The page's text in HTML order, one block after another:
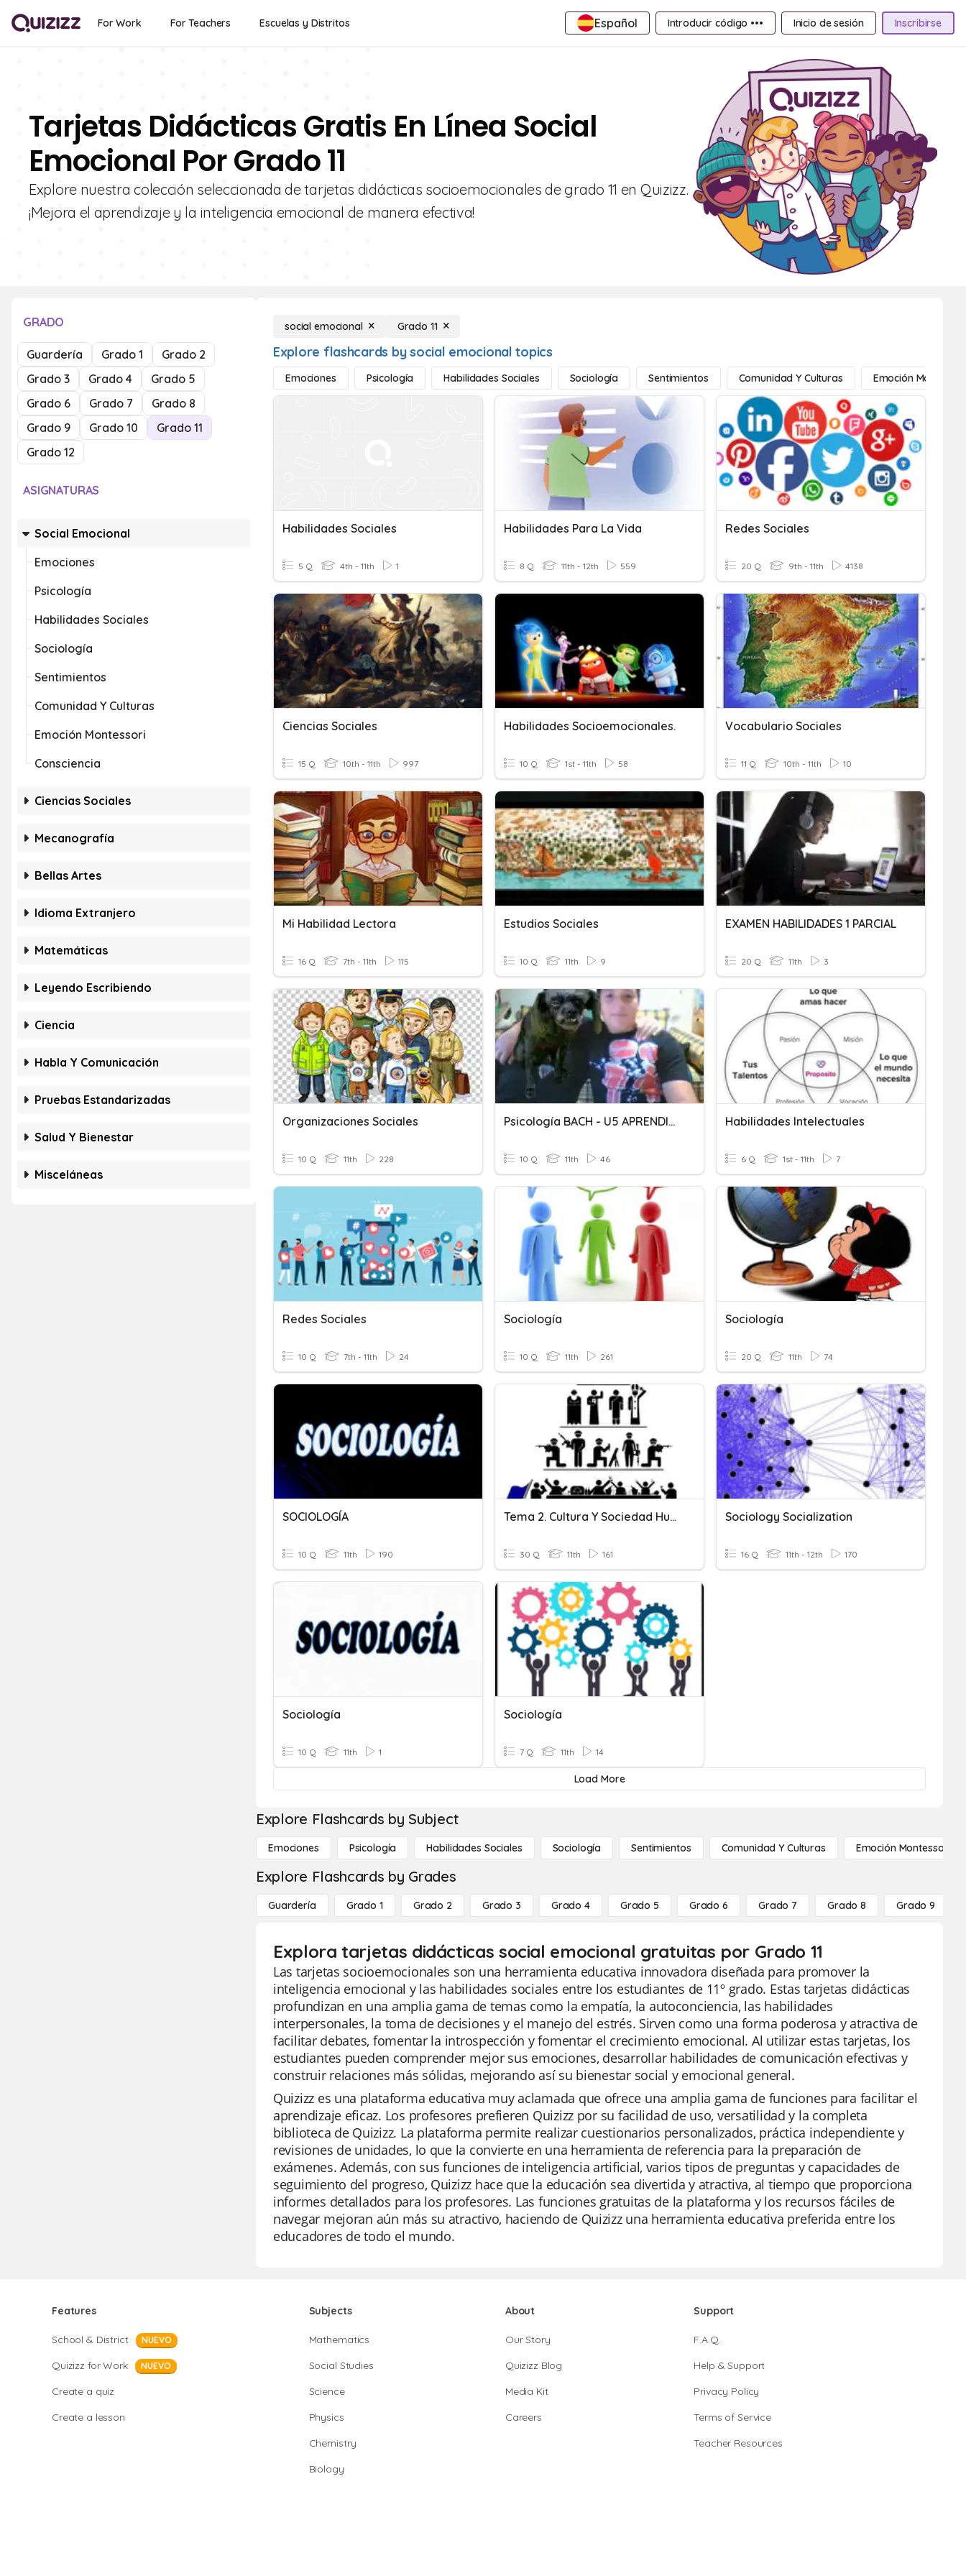
For Work For Teachers Escuelas y Distritos Español Introducir código ••• Inicio de sesión Inscribirse
Tarjetas Didácticas Gratis En Línea Social
Emocional Por Grado 11
Explore nuestra colección seleccionada de tarjetas didácticas socioemocionales de grado 11 en Quizizz.
¡Mejora el aprendizaje y la inteligencia emocional de manera efectiva!
GRADO
Guardería Grado 1
Grado 2
Grado 3
Grado 4
Grado 5
Grado 6
Grado 7
Grado 8
Grado 9
Grado 10
Grado 11
Grado 12
ASIGNATURAS
Social Emocional
Emociones
Psicología
Habilidades Sociales
Sociología
Sentimientos
Comunidad Y Culturas
Emoción Montessori
Consciencia
Ciencias Sociales
Mecanografía
Bellas Artes
Idioma Extranjero
Matemáticas
Leyendo Escribiendo
Ciencia
Habla Y Comunicación
Pruebas Estandarizadas
Salud Y Bienestar
Misceláneas
social emocional Grado 11
Explore flashcards by social emocional topics
Emociones Psicología Habilidades Sociales Sociología Sentimientos Comunidad Y Culturas Emoción
Habilidades Sociales
5 Q 4th - 11th 1
Habilidades Para La Vida
8 Q 11th - 12th 559
Redes Sociales
20 Q 9th - 11th 4138
Ciencias Sociales
15 Q 10th - 11th 997
Habilidades Socioemocionales.
10 Q 1st - 11th 58
Vocabulario Sociales
11 Q 10th - 11th 10
Mi Habilidad Lectora
16 Q 7th - 11th 115
Estudios Sociales
10 Q 11th 9
EXAMEN HABILIDADES 1 PARCIAL
20 Q 11th 3
Organizaciones Sociales
10 Q 11th 228
Psicología BACH - U5 APRENDIZAJE
10 Q 11th 46
Habilidades Intelectuales
6 Q 1st - 11th 7
Redes Sociales
10 Q 7th - 11th 24
Sociología
10 Q 11th 261
Sociología
20 Q 11th 74
SOCIOLOGÍA
10 Q 11th 190
Tema 2. Cultura Y Sociedad Humana
30 Q 11th 161
Sociology Socialization
16 Q 11th - 12th 170
Sociología
10 Q 11th 1
Sociología
7 Q 11th 14
Load More
Explore Flashcards by Subject
Emociones Psicología Habilidades Sociales Sociología Sentimientos Comunidad Y Culturas Emoción Montessori
Explore Flashcards by Grades
Guardería Grado 1 Grado 2 Grado 3 Grado 4 Grado 5 Grado 6 Grado 7 Grado 8 Grado 9
Explora tarjetas didácticas social emocional gratuitas por Grado 11
Las tarjetas socioemocionales son una herramienta educativa innovadora diseñada para promover la
inteligencia emocional y las habilidades sociales entre los estudiantes de 11º grado. Estas tarjetas didácticas
profundizan en una amplia gama de temas como la empatía, la autoconciencia, las habilidades
interpersonales, la toma de decisiones y el manejo del estrés. Sirven como una forma poderosa y atractiva de
facilitar debates, fomentar la introspección y fomentar el crecimiento emocional. Al utilizar estas tarjetas, los
estudiantes pueden comprender mejor sus emociones, desarrollar habilidades de comunicación efectivas y
construir relaciones más sólidas, mejorando así su bienestar social y emocional general.
Quizizz es una plataforma educativa muy aclamada que ofrece una amplia gama de funciones para facilitar el
aprendizaje eficaz. Los profesores prefieren Quizizz por su facilidad de uso, versatilidad y la completa
biblioteca de Quizizz. La plataforma permite realizar cuestionarios personalizados, práctica independiente y
revisiones de unidades, lo que la convierte en una herramienta de referencia para la preparación de
exámenes. Además, con sus funciones de inteligencia artificial, varios tipos de preguntas y capacidades de
seguimiento del progreso, Quizizz hace que la educación sea divertida y atractiva, al tiempo que proporciona
informes detallados para los profesores. Las funciones gratuitas de la plataforma y los recursos fáciles de
navegar mejoran aún más su atractivo, haciendo de Quizizz una herramienta educativa preferida entre los
educadores de todo el mundo.
Features
School & District NUEVO
Quizizz for Work NUEVO
Create a quiz
Create a lesson
Subjects
Mathematics
Social Studies
Science
Physics
Chemistry
Biology
About
Our Story
Quizizz Blog
Media Kit
Careers
Support
F.A.Q.
Help & Support
Privacy Policy
Terms of Service
Teacher Resources